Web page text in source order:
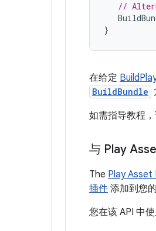
//
}
在给定
BuildBundle
如需指导教程
与 Play
The Play Asset
插件 添加到您
您在该 API 中